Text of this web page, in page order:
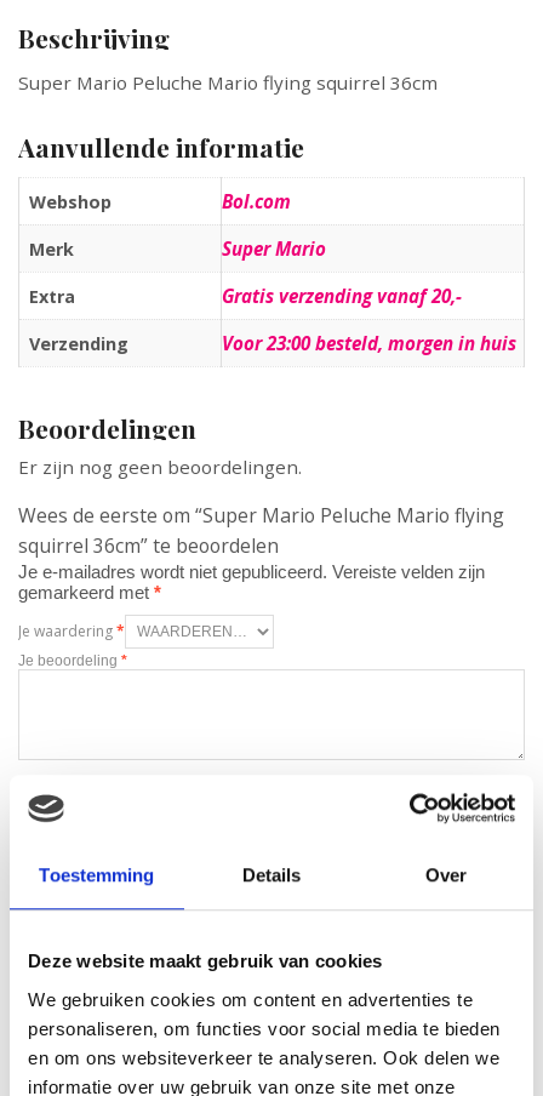
Toestemming Details Over
Deze website maakt gebruik van cookies
We gebruiken cookies om content en advertenties te
personaliseren, om functies voor social media te bieden
en om ons websiteverkeer te analyseren. Ook delen we
informatie over uw gebruik van onze site met onze
Beschrijving
Super Mario Peluche Mario flying squirrel 36cm
Aanvullende informatie
Webshop Bol.com
Merk Super Mario
Extra Gratis verzending vanaf 20,-
Verzending Voor 23:00 besteld, morgen in huis
Beoordelingen
Er zijn nog geen beoordelingen.
Wees de eerste om “Super Mario Peluche Mario flying
squirrel 36cm” te beoordelen
Je e-mailadres wordt niet gepubliceerd. Vereiste velden zijn
gemarkeerd met *
Je waardering*
Je beoordeling *
Gerelateerde producten